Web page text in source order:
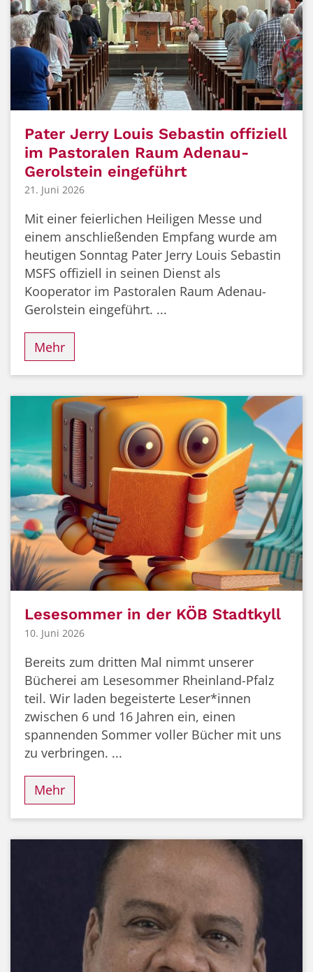
Pater Jerry Louis Sebastin offiziell
im Pastoralen Raum Adenau-
Gerolstein eingeführt
21. Juni 2026
Mit einer feierlichen Heiligen Messe und
einem anschließenden Empfang wurde am
heutigen Sonntag Pater Jerry Louis Sebastin
MSFS offiziell in seinen Dienst als
Kooperator im Pastoralen Raum Adenau-
Gerolstein eingeführt. ...
Mehr
Lesesommer in der KÖB Stadtkyll
10. Juni 2026
Bereits zum dritten Mal nimmt unserer
Bücherei am Lesesommer Rheinland-Pfalz
teil. Wir laden begeisterte Leser*innen
zwischen 6 und 16 Jahren ein, einen
spannenden Sommer voller Bücher mit uns
zu verbringen. ...
Mehr